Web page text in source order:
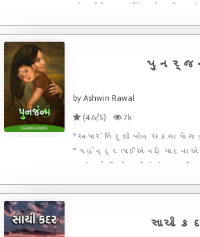
નોકરીમાં સ્ટાર્ટિંગ માં જ
ત્રણ વર્ષ પછી વિદેશ
by Ashwin Rawal
(4.6/5)
7k
" અમારે સિંદુશી પોળ ચકલા માં
" મહેન્દ્રભાઈએ નડિયાદના
સાઇડમાં ઊભી રાખીને એક
સામે ગ્લોબ સિનેમા તમને
સાચી